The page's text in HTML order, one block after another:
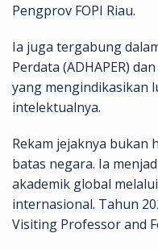
Pengprov FOPI Riau.
Ia juga tergabung
Perdata (ADHAPER)
yang mengindikasikan
intelektualnya.
Rekam jejaknya bukan
batas negara. Ia
akademik global
internasional. Tahun
Visiting Professor and